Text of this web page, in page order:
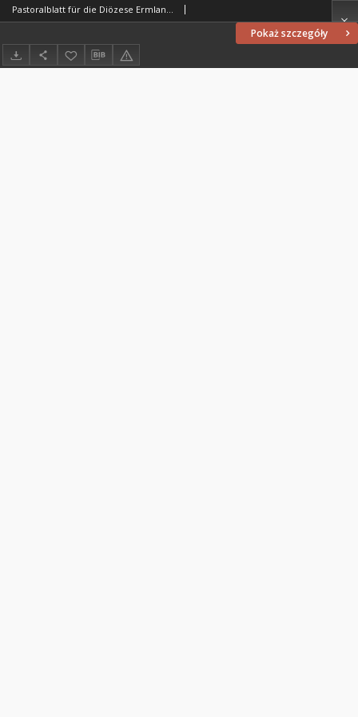
Pokaż szczegóły
Pastoralblatt für die Diözese Ermland, 1874, nr 5